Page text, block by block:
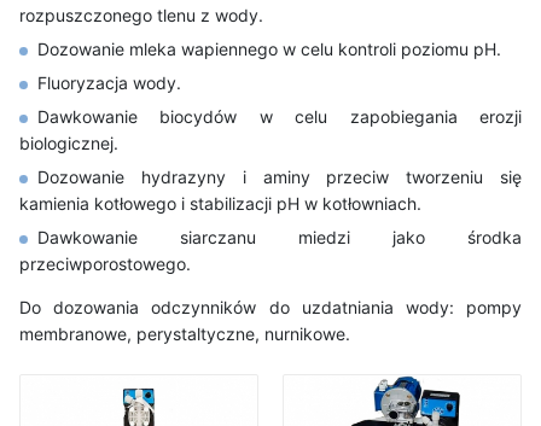
rozpuszczonego tlenu z wody.
Dozowanie mleka wapiennego w celu kontroli poziomu pH.
Fluoryzacja wody.
Dawkowanie biocydów w celu zapobiegania erozji
biologicznej.
Dozowanie hydrazyny i aminy przeciw tworzeniu się
kamienia kotłowego i stabilizacji pH w kotłowniach.
Dawkowanie siarczanu miedzi jako środka
przeciwporostowego.
Do dozowania odczynników do uzdatniania wody: pompy
membranowe, perystaltyczne, nurnikowe.